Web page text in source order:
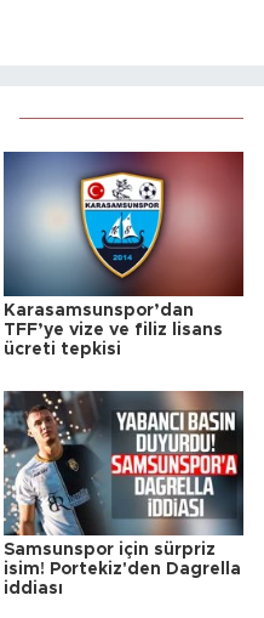
Karasamsunspor’dan
TFF’ye vize ve filiz lisans
ücreti tepkisi
Samsunspor için sürpriz
isim! Portekiz'den Dagrella
iddiası